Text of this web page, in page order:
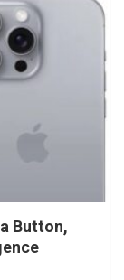
Button,